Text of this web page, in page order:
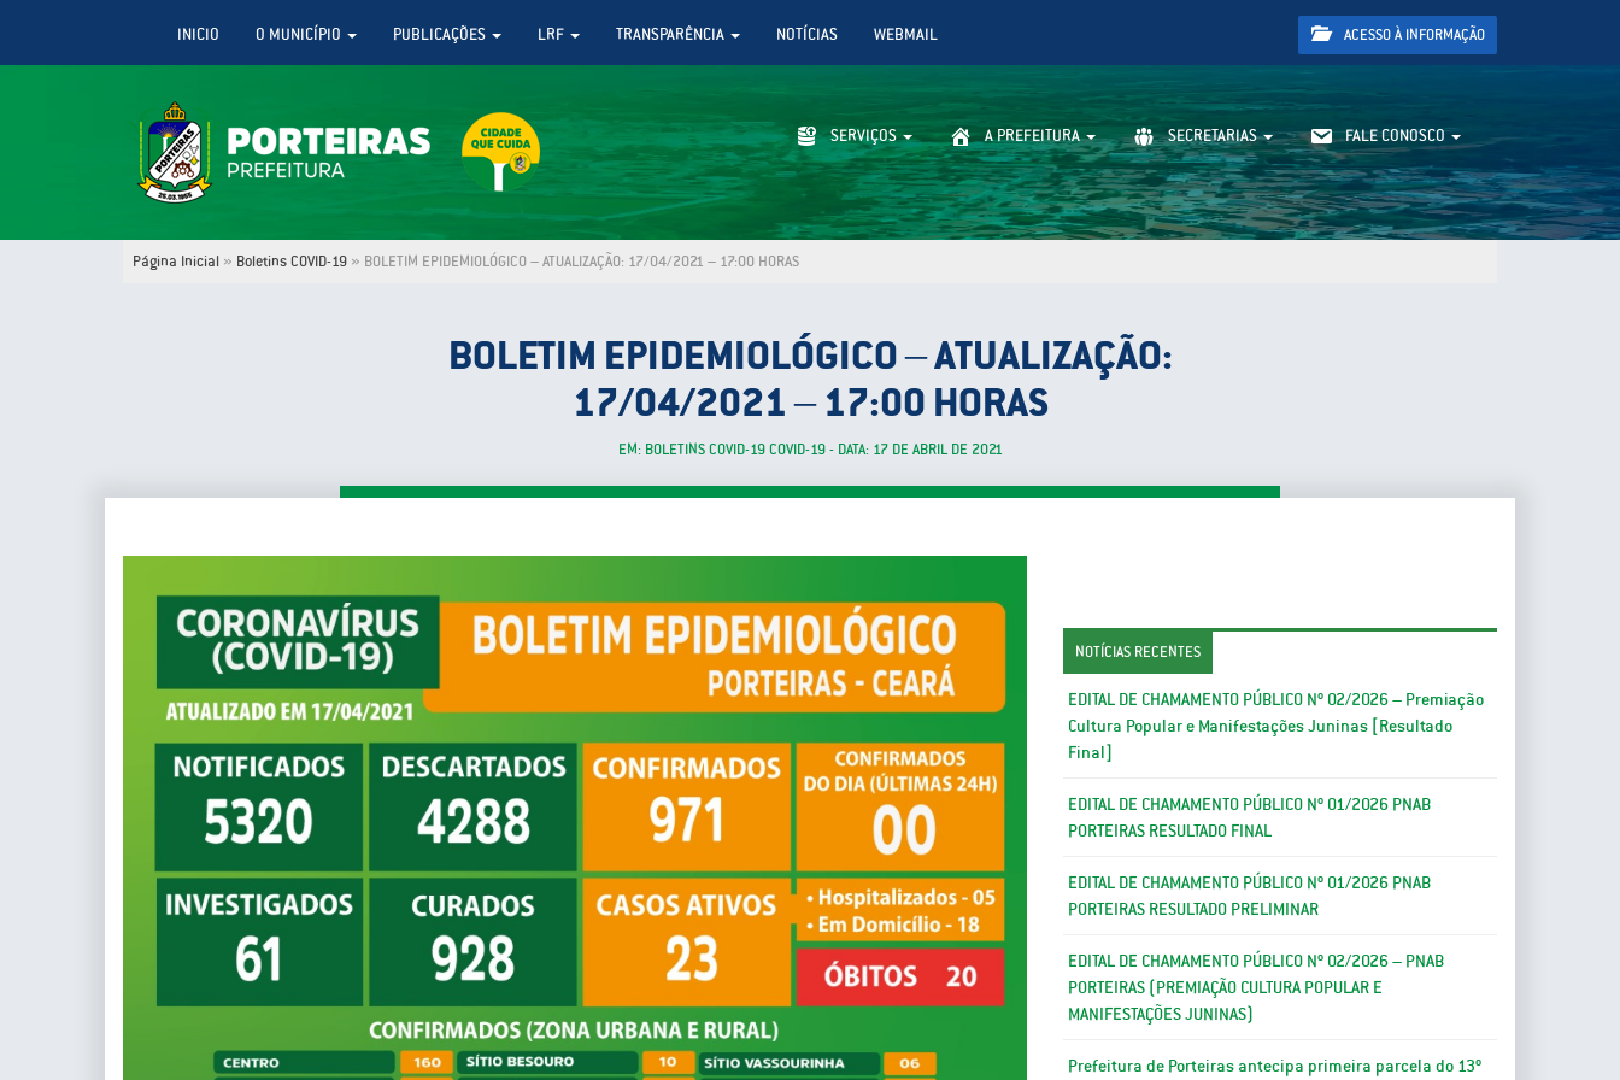
INICIO O MUNICÍPIO PUBLICAÇÕES LRF TRANSPARÊNCIA NOTÍCIAS WEBMAIL ACESSO À INFORMAÇÃO
SERVIÇOS A PREFEITURA SECRETARIAS FALE CONOSCO
Página Inicial » Boletins COVID-19 » BOLETIM EPIDEMIOLÓGICO – ATUALIZAÇÃO: 17/04/2021 – 17:00 HORAS
BOLETIM EPIDEMIOLÓGICO – ATUALIZAÇÃO:
17/04/2021 – 17:00 HORAS
EM: BOLETINS COVID-19 COVID-19 - DATA: 17 DE ABRIL DE 2021
NOTÍCIAS RECENTES
EDITAL DE CHAMAMENTO PÚBLICO Nº 02/2026 – Premiação
Cultura Popular e Manifestações Juninas [Resultado
Final]
EDITAL DE CHAMAMENTO PÚBLICO Nº 01/2026 PNAB
PORTEIRAS RESULTADO FINAL
EDITAL DE CHAMAMENTO PÚBLICO Nº 01/2026 PNAB
PORTEIRAS RESULTADO PRELIMINAR
EDITAL DE CHAMAMENTO PÚBLICO Nº 02/2026 – PNAB
PORTEIRAS (PREMIAÇÃO CULTURA POPULAR E
MANIFESTAÇÕES JUNINAS)
Prefeitura de Porteiras antecipa primeira parcela do 13º